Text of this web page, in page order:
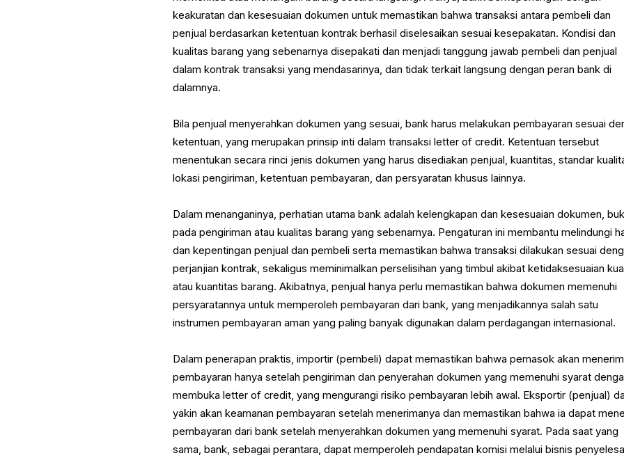
keakuratan dan kesesuaian dokumen untuk memastikan bahwa transaksi antara pembeli dan
penjual berdasarkan ketentuan kontrak berhasil diselesaikan sesuai kesepakatan. Kondisi dan
kualitas barang yang sebenarnya disepakati dan menjadi tanggung jawab pembeli dan penjual
dalam kontrak transaksi yang mendasarinya, dan tidak terkait langsung dengan peran bank di
dalamnya.
Bila penjual menyerahkan dokumen yang sesuai, bank harus melakukan pembayaran sesuai
ketentuan, yang merupakan prinsip inti dalam transaksi letter of credit. Ketentuan tersebut
menentukan secara rinci jenis dokumen yang harus disediakan penjual, kuantitas, standar
lokasi pengiriman, ketentuan pembayaran, dan persyaratan khusus lainnya.
Dalam menanganinya, perhatian utama bank adalah kelengkapan dan kesesuaian dokumen,
pada pengiriman atau kualitas barang yang sebenarnya. Pengaturan ini membantu melindungi
dan kepentingan penjual dan pembeli serta memastikan bahwa transaksi dilakukan sesuai
perjanjian kontrak, sekaligus meminimalkan perselisihan yang timbul akibat ketidaksesuaian
atau kuantitas barang. Akibatnya, penjual hanya perlu memastikan bahwa dokumen memenuhi
persyaratannya untuk memperoleh pembayaran dari bank, yang menjadikannya salah satu
instrumen pembayaran aman yang paling banyak digunakan dalam perdagangan internasional.
Dalam penerapan praktis, importir (pembeli) dapat memastikan bahwa pemasok akan
pembayaran hanya setelah pengiriman dan penyerahan dokumen yang memenuhi syarat
membuka letter of credit, yang mengurangi risiko pembayaran lebih awal. Eksportir (penjual)
yakin akan keamanan pembayaran setelah menerimanya dan memastikan bahwa ia dapat
pembayaran dari bank setelah menyerahkan dokumen yang memenuhi syarat. Pada saat yang
sama, bank, sebagai perantara, dapat memperoleh pendapatan komisi melalui bisnis